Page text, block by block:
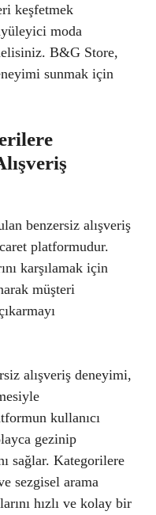
keşfetmek
moda
B&G Store,
sunmak için
benzersiz alışveriş
platformudur.
karşılamak için
müşteri
alışveriş deneyimi,
kullanıcı
gezinip
sağlar. Kategorilere
sezgisel arama
hızlı ve kolay bir